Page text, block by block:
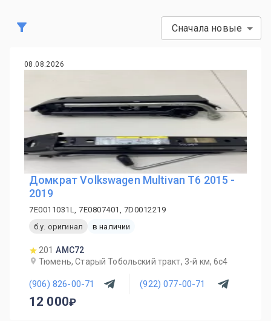
Сначала новые
08.08.2026
Домкрат Volkswagen Multivan T6 2015 -
2019
7E0011031L, 7E0807401, 7D0012219
б.у. оригинал
в наличии
201 AMC72
Тюмень, Старый Тобольский тракт, 3-й км, 6с4
(906) 826-00-71 (922) 077-00-71
12 000